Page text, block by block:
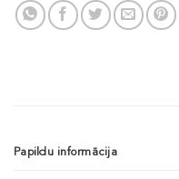
Papildu informācija